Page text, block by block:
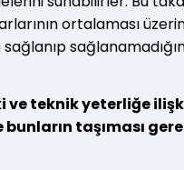
ortalaması
ve teknik yeterliğe
bunların taşıması